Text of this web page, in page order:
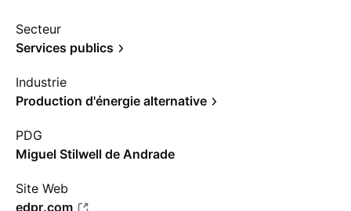
Secteur
Services publics
Industrie
Production d'énergie alternative
PDG
Miguel Stilwell de Andrade
Site Web
edpr.com